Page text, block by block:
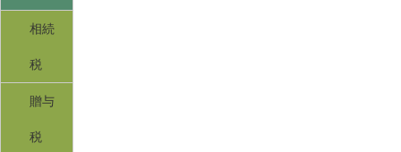
相続
税
贈与
税